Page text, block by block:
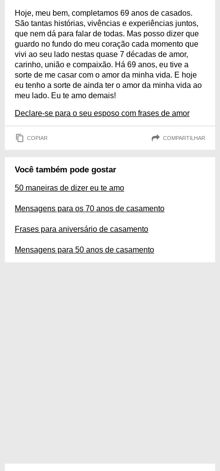
Hoje, meu bem, completamos 69 anos de casados.
São tantas histórias, vivências e experiências juntos,
que nem dá para falar de todas. Mas posso dizer que
guardo no fundo do meu coração cada momento que
vivi ao seu lado nestas quase 7 décadas de amor,
carinho, união e compaixão. Há 69 anos, eu tive a
sorte de me casar com o amor da minha vida. E hoje
eu tenho a sorte de ainda ter o amor da minha vida ao
meu lado. Eu te amo demais!
Declare-se para o seu esposo com frases de amor
COPIAR COMPARTILHAR
Você também pode gostar
50 maneiras de dizer eu te amo
Mensagens para os 70 anos de casamento
Frases para aniversário de casamento
Mensagens para 50 anos de casamento